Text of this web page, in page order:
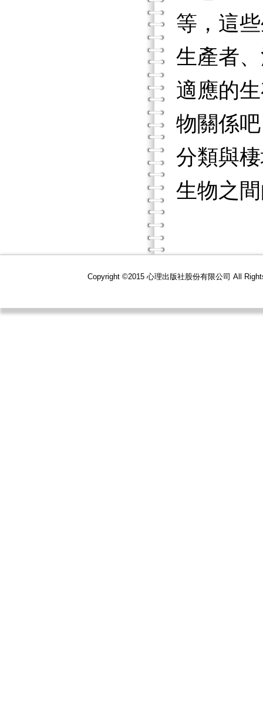
等，這
生產者
適應的
物關係
分類與
生物之
Copyright ©2015 心理出版社股份有限公司 All